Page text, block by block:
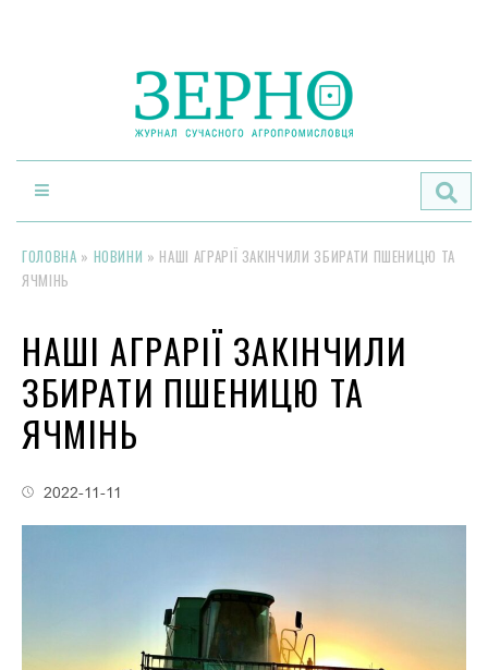
ГОЛОВНА » НОВИНИ » НАШІ АГРАРІЇ ЗАКІНЧИЛИ ЗБИРАТИ ПШЕНИЦЮ ТА
ЯЧМІНЬ
НАШІ АГРАРІЇ ЗАКІНЧИЛИ
ЗБИРАТИ ПШЕНИЦЮ ТА
ЯЧМІНЬ
2022-11-11